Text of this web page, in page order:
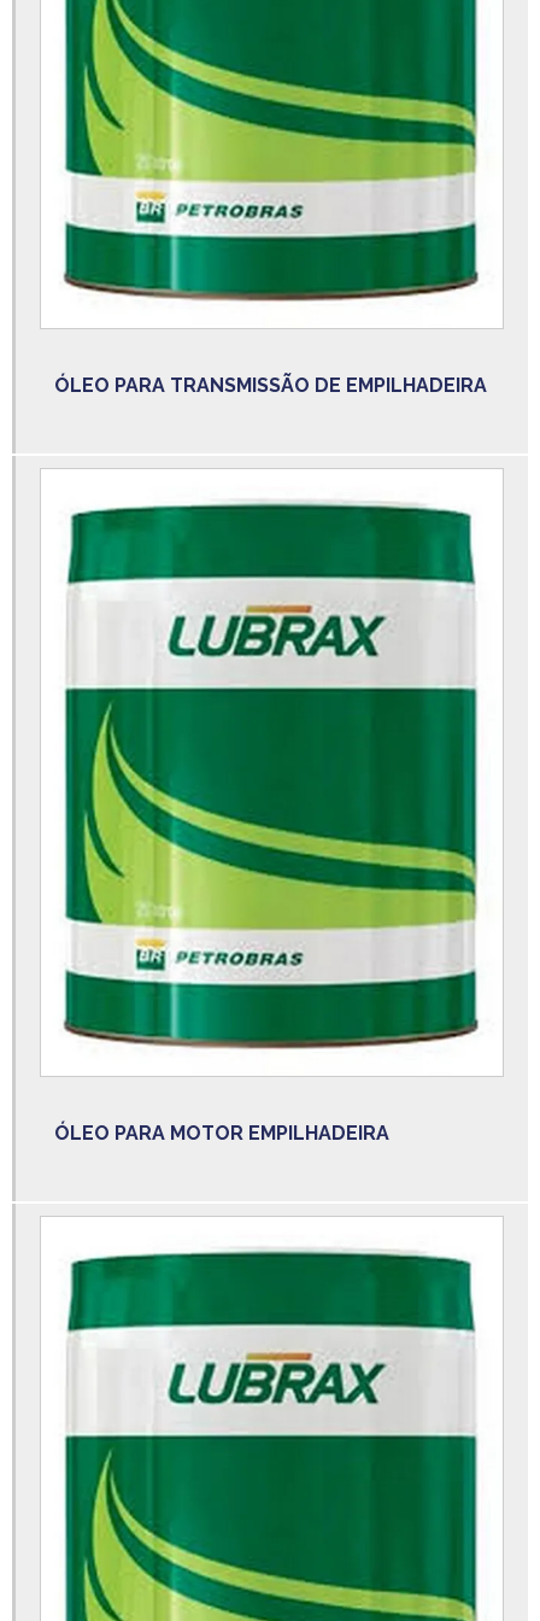
Locação de empilhadeira a gás
Locação de empilhadeira diária valor
Locação de empilhadeira elétrica
Locação de empilhadeira elétrica sp
Locação de empilhadeira osasco
Locação de empilhadeira preço
Locação de empilhadeira valor
Loja de peças para empilhadeira
Lubrificante empilhadeira
Onde comprar paleteira em são paulo
Paleteira a venda
Paleteira manual 2500 kg preço
Paleteira manual hidráulica 2500 kg
Paleteira preço
Peças para empilhadeira elétrica
Peças para empilhadeira em são paulo
Peças para empilhadeira glp
Preço paleteira hidráulica
Preço paleteira manual
Reforma de empilhadeiras
Vendas de peças para empilhadeira
Alongador para garfo de empilhadeira
Alternador empilhadeira
Blue spot para empilhadeira
Cinto de empilhadeira
Cinto de segurança para empilhadeira
Filtro hidráulico empilhadeira
Garfo classe 3
ÓLEO PARA TRANSMISSÃO DE EMPILHADEIRA
ÓLEO PARA MOTOR EMPILHADEIRA